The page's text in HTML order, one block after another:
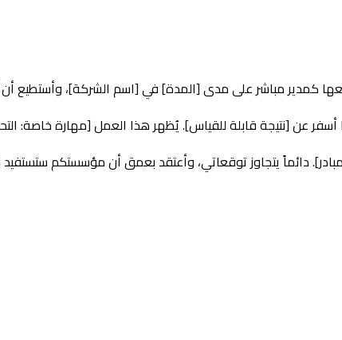
كمدير مباشر على مدى [المدة] في [اسم الشركة]، وأستطيع أن
عن [نتيجة قابلة للقياس]. يُظهر هذا العمل [مهارة خاصة:
دائماً يتجاوز توقعاتي، وأعتقد بعمق أن مؤسستكم